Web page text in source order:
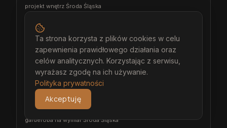
projekt wnętrz Środa Śląska
aranżacja wnętrz Środa Śląska
wizualizacja wnętrz Środa Śląska
meble na wymiar Środa Śląska
stolarz Środa Śląska
kuchnia na wymiar Środa Śląska
szafa na wymiar Środa Śląska
garderoba na wymiar Środa Śląska
Ta strona korzysta z plików cookies w celu
zapewnienia prawidłowego działania oraz
celów analitycznych. Korzystając z serwisu,
wyrażasz zgodę na ich używanie.
Polityka prywatności
Akceptuję